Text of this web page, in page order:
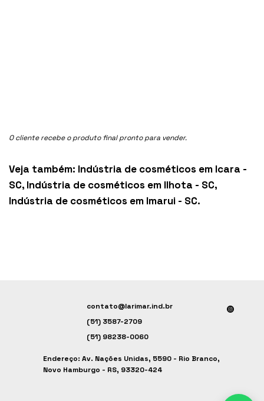
O cliente recebe o produto final pronto para vender.
Veja também: Indústria de cosméticos em Icara -
SC, Indústria de cosméticos em Ilhota - SC,
Indústria de cosméticos em Imarui - SC.
contato@larimar.ind.br
(51) 3587-2709
(51) 98238-0060
Endereço: Av. Nações Unidas, 5590 - Rio Branco,
Novo Hamburgo - RS, 93320-424